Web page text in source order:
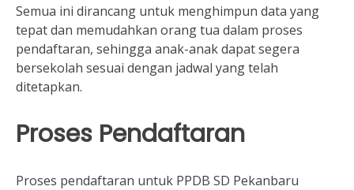
Semua ini dirancang untuk menghimpun data yang
tepat dan memudahkan orang tua dalam proses
pendaftaran, sehingga anak-anak dapat segera
bersekolah sesuai dengan jadwal yang telah
ditetapkan.
Proses Pendaftaran
Proses pendaftaran untuk PPDB SD Pekanbaru